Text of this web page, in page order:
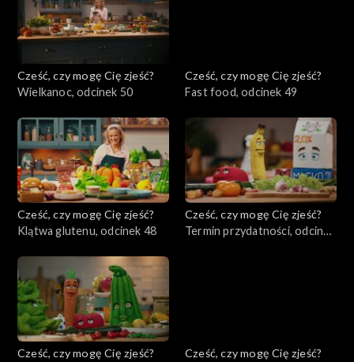
Cześć, czy mogę Cię zjeść?
Wielkanoc, odcinek 50
Cześć, czy mogę Cię zjeść?
Fast food, odcinek 49
Cześć, czy mogę Cię zjeść?
Klątwa glutenu, odcinek 48
Cześć, czy mogę Cię zjeść?
Termin przydatności, odcinek
Cześć, czy mogę Cię zjeść?
Cześć, czy mogę Cię zjeść?